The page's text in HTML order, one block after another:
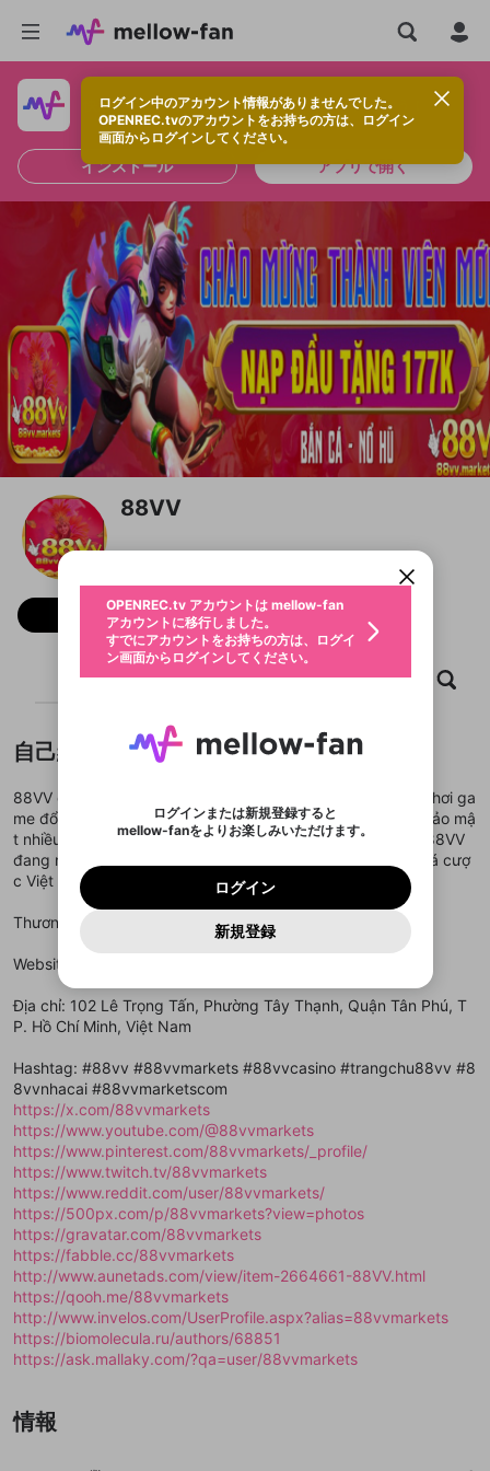
ログイン中のアカウント情報がありませんでした。
OPENREC.tvのアカウントをお持ちの方は、ログイン
画面からログインしてください。
快適に視聴するなら、アプリをインストールしよう！
インストール アプリで開く
88VV
フォロー
ホーム 動画 キャプチャ プレイリスト
自己紹介
88VV được phát triển với mục tiêu mang đến trải nghiệm chơi ga
me đổi thưởng chất lượng cao, hỗ trợ nạp rút tự động và bảo mậ
t nhiều lớp. Với đội ngũ kỹ thuật và CSKH chuyên nghiệp, 88VV
đang ngày càng mở rộng tệp người dùng trên thị trường cá cượ
c Việt Nam.
Thương hiệu: 88VV
Website:
Địa chỉ: 102 Lê Trọng Tấn, Phường Tây Thạnh, Quận Tân Phú, T
P. Hồ Chí Minh, Việt Nam
Hashtag: #88vv #88vvmarkets #88vvcasino #trangchu88vv #8
8vvnhacai #88vvmarketscom
https://x.com/88vvmarkets
https://www.youtube.com/@88vvmarkets
https://www.pinterest.com/88vvmarkets/_profile/
https://www.twitch.tv/88vvmarkets
https://www.reddit.com/user/88vvmarkets/
https://500px.com/p/88vvmarkets?view=photos
https://gravatar.com/88vvmarkets
https://fabble.cc/88vvmarkets
http://www.aunetads.com/view/item-2664661-88VV.html
https://qooh.me/88vvmarkets
http://www.invelos.com/UserProfile.aspx?alias=88vvmarkets
https://biomolecula.ru/authors/68851
https://ask.mallaky.com/?qa=user/88vvmarkets
情報
ブロックリストに追加しますか？
キャンセル OK
この動画の公開は終了しました
OK
ファンレター
応援している配信者にファンレターを送ることがで
きます。好きなデザインを選んでメッセージを書い
※ファンレター機能は有料サービスです。
ファンレターを作成
固定動画に設定
マイページに表示されている動画 (ライブ配信、配
信予定、アーカイブ、アップロード動画) をページ
のトップに1つ固定できます。動画タイトル横のメ
ニューより設定することができます。
動画プレイリストを選択
動画のプレイリストを一つ選択すると、そのプレイ
ることができます。
動画プレイリストを選択
選択できるプレイリストがありません。
動画プレイリストがありません
ポイントが不足しています
ご確認ください
した。 サービスを利用するには変更後の内容を
を確認しました。
確認しました
OPENREC.tv アカウントは mellow-fan
アカウントに移行しました。
すでにアカウントをお持ちの方は、ログイ
新規登録
メールアドレスで新規登録
または
Google
Yahoo! JAPAN
Appleでサインアップ
mellow-fanの利用規約・プライバシーポリシー・外部
サービスとのID連携に関する同意事項
新規登録
@
次にお進みください。
mellow-fanからのお得な情報をメールで受
け取る
OPENREC.tvアカウントはmellow-fanア
カウントに統合しました。
こちらからOPENREC.tvでログイン中のア
ログイン
メールアドレスでログイン
または
Google
Yahoo! JAPAN
Appleでサインイン
mellow-fanの利用規約・プライバシーポリシー・外部
サービスとのID連携に関する同意事項
ログイン
ログイン
パスワードを忘れた方はこちら
アカウントをお持ちですか？アカウントを作成する
OPENREC.tv アカウントは mellow-fan
アカウントに移行しました。
すでにアカウントをお持ちの方は、ログイ
ン画面からログインしてください。
ログインまたは新規登録すると
mellow-fanをよりお楽しみいただけます。
ログイン
新規登録
登録したメールアドレスを入力し、送信してくださ
再設定する
入力していただいたメールアドレ
スに、パスワード再設定用URLを
のでご確認ください
OK
パーソナルデータの登録
年
生年月は登録後に変更できません。
お住まいの地域
ご登録いただいた情報はサービスの向上を目的
として使用いたします。
一部サービスをご利用いただくには、生年月の
登録が必要です。
あとで登録
認証コードの入力
メイン及びcs.openrec.co.jpドメイン）が受信拒否設
定に含まれていないかご確認ください。
入力
セッションの有効期限が切れたた
不適切なユーザーとして報告しま
すか？
問題を選択してください
わいせつな表現
著作権の侵害
なりすまし行為
出会いを誘導する行為
ねずみ講やマルチ商法
誤解を招く配信設定
ゲームの録画禁止区域の配信
改造版・海賊版ソフトの配信
政治的・宗教的・人種的な内容
その他の問題
0
報告された問題については、利用規約に違反しているか
どうかをスタッフが確認します。
用することは、利用規約違反になります。
送信
サブスクシェア
詳しくはこちら
閉じる
限定コミュニティ参加方法
Discordアカウントをお持ちでない方
Discordアカウントを作成
Discordは第三者が提供するコミュニティーサービスで、
mellow-fanとは関わりがありません。Discordに関してのお
問い合わせにはお答えすることができません。Discordの仕
様変更により、限定コミュニティ特典の提供が終了する可能
します。
外部サービスとのID連携に関する同意事項
Discordとは？ Discordに参加する